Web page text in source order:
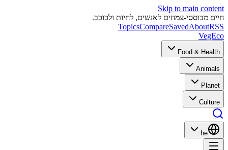
Skip to main content
חיים מבוססי-צמחים לאנשים, לחיות ולכוכב.
TopicsCompareSavedAboutRSS
VegEco
Food & Health
Animals
Planet
Culture
he